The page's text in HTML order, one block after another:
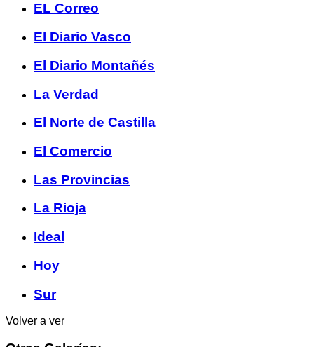
EL Correo
El Diario Vasco
El Diario Montañés
La Verdad
El Norte de Castilla
El Comercio
Las Provincias
La Rioja
Ideal
Hoy
Sur
Volver a ver